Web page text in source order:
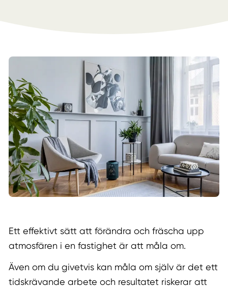
Ett effektivt sätt att förändra och fräscha upp
atmosfären i en fastighet är att måla om.
Även om du givetvis kan måla om själv är det ett
tidskrävande arbete och resultatet riskerar att